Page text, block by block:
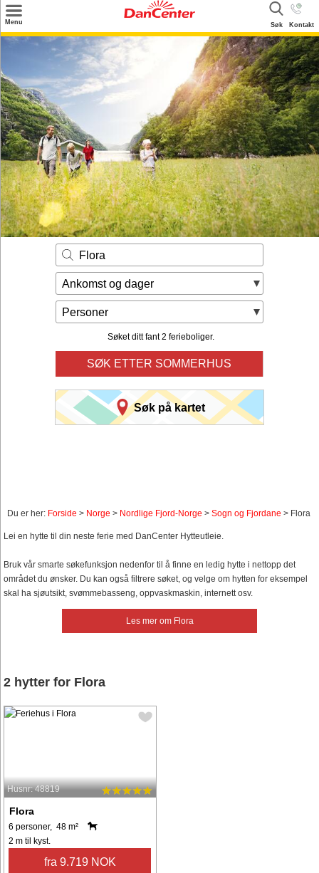
Menu Kontakt
Søk
Søk
Inspirasjon
Info
Service
Kontakt
Eier login
Flora
Ankomst og dager
Personer
Søket ditt fant 2 ferieboliger.
SØK ETTER SOMMERHUS
Søk på kartet
Du er her: Forside > Norge > Nordlige Fjord-Norge > Sogn og Fjordane > Flora
Lei en hytte til din neste ferie med DanCenter Hytteutleie.
Bruk vår smarte søkefunksjon nedenfor til å finne en ledig hytte i nettopp det
området du ønsker. Du kan også filtrere søket, og velge om hytten for eksempel
skal ha sjøutsikt, svømmebasseng, oppvaskmaskin, internett osv.
Les mer om Flora
2 hytter for Flora
Husnr: 48819
Flora
6 personer, 48 m²
2 m til kyst.
fra 9.719 NOK